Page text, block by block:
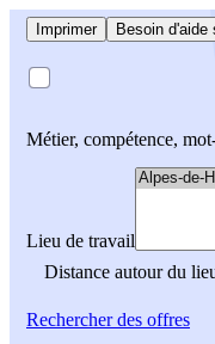
Imprimer Besoin d'aide
Métier, compétence,
Lieu de travail
Distance autour du
Rechercherdes offres